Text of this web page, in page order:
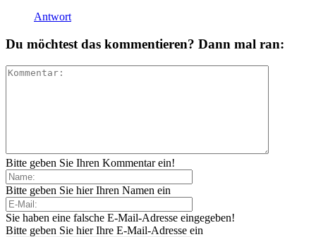
Antwort
Du möchtest das kommentieren? Dann mal ran:
Bitte geben Sie Ihren Kommentar ein!
Bitte geben Sie hier Ihren Namen ein
Sie haben eine falsche E-Mail-Adresse eingegeben!
Bitte geben Sie hier Ihre E-Mail-Adresse ein